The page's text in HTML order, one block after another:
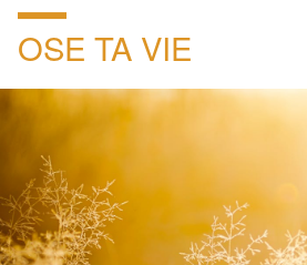
OSE TA VIE